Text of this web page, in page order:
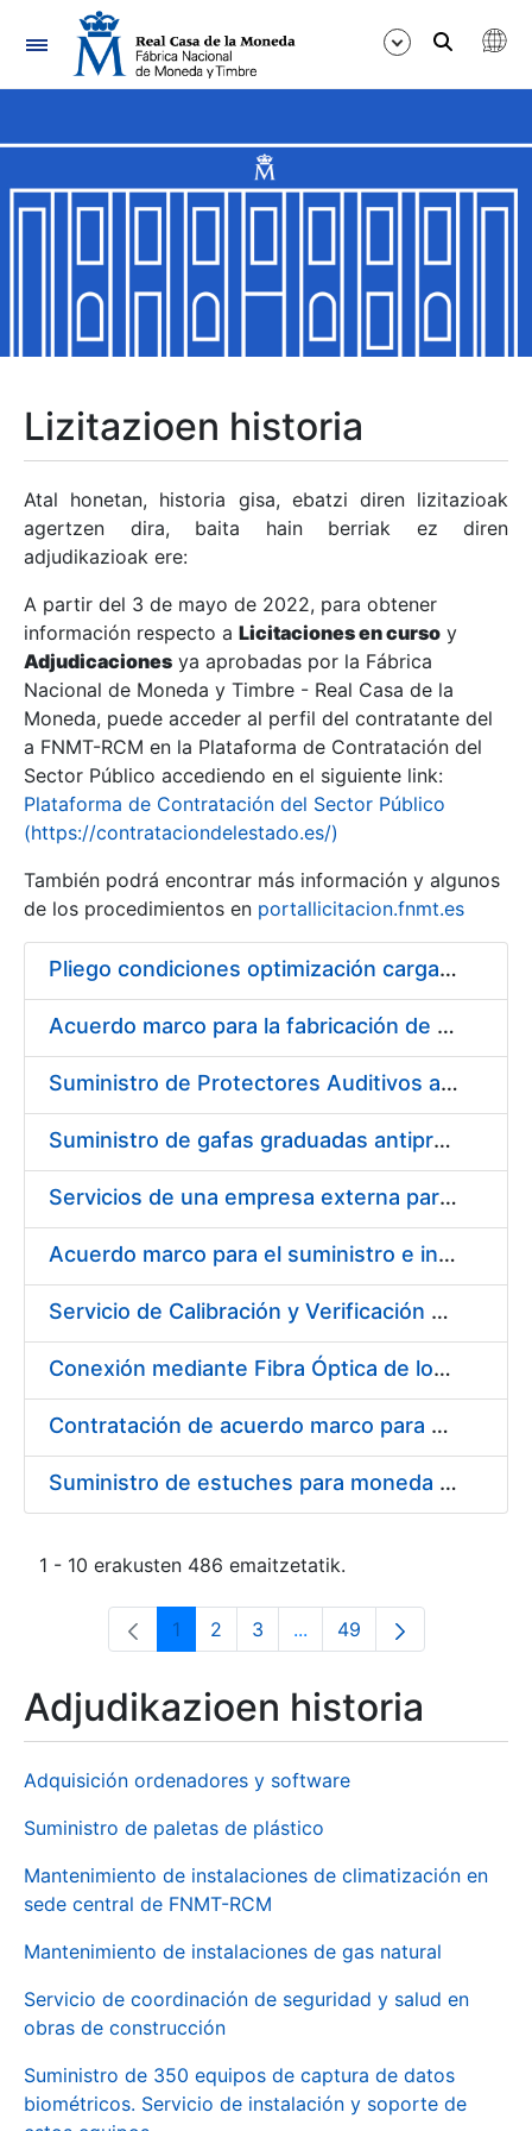
Nabigazioa
Erakutsi/Ezkutatu
Erakutsi/Ezkutatu
Erakutsi/Ezkutatu
Erakutsi/Ezkutatu
Erakutsi/Ezkutatu
Erakutsi/Ezkutatu
Erakutsi/Ezkutatu
Erakutsi/Ezkutatu
Lizitazioen historia
Atal honetan, historia gisa, ebatzi diren lizitazioak
agertzen dira, baita hain berriak ez diren
adjudikazioak ere:
A partir del 3 de mayo de 2022, para obtener
información respecto a Licitaciones en curso y
Adjudicaciones ya aprobadas por la Fábrica
Nacional de Moneda y Timbre - Real Casa de la
Moneda, puede acceder al perfil del contratante del
a FNMT-RCM en la Plataforma de Contratación del
Sector Público accediendo en el siguiente link:
Plataforma de Contratación del Sector Público
(https://contrataciondelestado.es/)
También podrá encontrar más información y algunos
de los procedimientos en portallicitacion.fnmt.es
Pliego condiciones optimización cargas compras firmado
Acuerdo marco para la fabricación de piezas
Suministro de Protectores Auditivos a medida para las personas trabajadoras de los Centros de Trabajo de Madrid y Burgos
Suministro de gafas graduadas antiproyecciones para los trabajadores de la FNMT-RCM en los centros de trabajo de Madrid y Burgos
Servicios de una empresa externa para el asesoramiento y resolución de los recursos de alzada que se presentan relacionados con procesos de selección para la FNMT-RCM
Acuerdo marco para el suministro e instalación de persianas, estores y otros complementos
Servicio de Calibración y Verificación Externa de los Equipos de Medición del Servicio de Prevención de la FNMT-RCM
Conexión mediante Fibra Óptica de los Centros de Proceso de Datos (CPDs) de las sedes de la FNMT-RCM de Burgos y Madrid
Contratación de acuerdo marco para el Suministro de Material de Electricidad para la Fábrica Nacional de Moneda y Timbre-Real Casa de la Moneda en su centro de trabajo de Burgos
Suministro de estuches para moneda de 30 €
1 - 10 erakusten 486 emaitzetatik.
Orrialdea
1 Orrialdea
2 Orrialdea
3 ...Intermediate Pages Use
Orrialdea
49
Adjudikazioen historia
Adquisición ordenadores y software
Suministro de paletas de plástico
Mantenimiento de instalaciones de climatización en
sede central de FNMT-RCM
Mantenimiento de instalaciones de gas natural
Servicio de coordinación de seguridad y salud en
obras de construcción
Suministro de 350 equipos de captura de datos
biométricos. Servicio de instalación y soporte de